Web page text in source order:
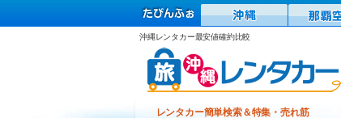
沖縄レンタカー最安値確約比較
レンタカー簡単検索＆特集・売れ筋